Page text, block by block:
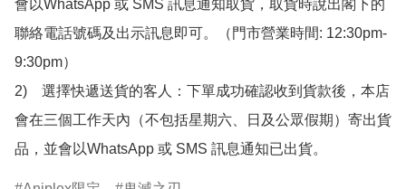
會以WhatsApp 或 SMS 訊息通知取貨，取貨時說出閣下的
聯絡電話號碼及出示訊息即可。（門市營業時間: 12:30pm-
9:30pm）
2)　選擇快遞送貨的客人：下單成功確認收到貨款後，本店
會在三個工作天內（不包括星期六、日及公眾假期）寄出貨
品，並會以WhatsApp 或 SMS 訊息通知已出貨。